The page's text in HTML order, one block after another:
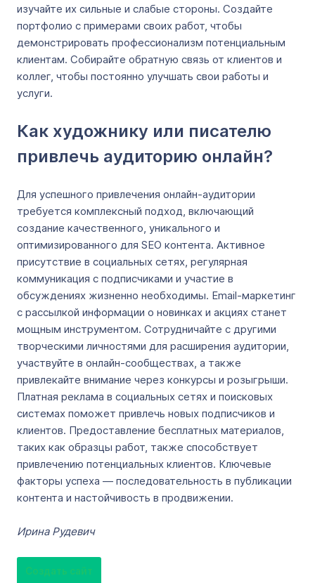
изучайте их сильные и слабые стороны. Создайте
портфолио с примерами своих работ, чтобы
демонстрировать профессионализм потенциальным
клиентам. Собирайте обратную связь от клиентов и
коллег, чтобы постоянно улучшать свои работы и
услуги.
Как художнику или писателю
привлечь аудиторию онлайн?
Для успешного привлечения онлайн-аудитории
требуется комплексный подход, включающий
создание качественного, уникального и
оптимизированного для SEO контента. Активное
присутствие в социальных сетях, регулярная
коммуникация с подписчиками и участие в
обсуждениях жизненно необходимы. Email-маркетинг
с рассылкой информации о новинках и акциях станет
мощным инструментом. Сотрудничайте с другими
творческими личностями для расширения аудитории,
участвуйте в онлайн-сообществах, а также
привлекайте внимание через конкурсы и розыгрыши.
Платная реклама в социальных сетях и поисковых
системах поможет привлечь новых подписчиков и
клиентов. Предоставление бесплатных материалов,
таких как образцы работ, также способствует
привлечению потенциальных клиентов. Ключевые
факторы успеха — последовательность в публикации
контента и настойчивость в продвижении.
Ирина Рудевич
Создать сайт